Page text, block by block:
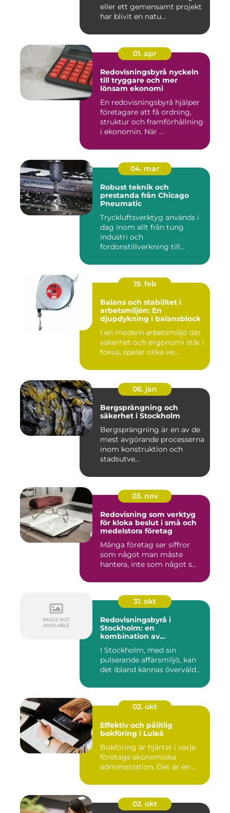
eller ett gemensamt projekt
har blivit en natu...
01. apr
Redovisningsbyrå nyckeln
till tryggare och mer
lönsam ekonomi
En redovisningsbyrå hjälper
företagare att få ordning,
struktur och framförhållning
i ekonomin. När ...
04. mar
Robust teknik och
prestanda från Chicago
Pneumatic
Tryckluftsverktyg används i
dag inom allt från tung
industri och
fordonstillverkning till...
19. feb
Balans och stabilitet i
arbetsmiljön: En
djupdykning i balansblock
I en modern arbetsmiljö där
säkerhet och ergonomi står i
fokus, spelar olika ve...
06. jan
Bergsprängning och
säkerhet i Stockholm
Bergsprängning är en av de
mest avgörande processerna
inom konstruktion och
stadsutve...
03. nov
Redovisning som verktyg
för kloka beslut i små och
medelstora företag
Många företag ser siffror
som något man måste
hantera, inte som något s...
31. okt
Redovisningsbyrå i
Stockholm: en
kombination av
personlig service
I Stockholm, med sin
pulserande affärsmiljö, kan
det ibland kännas överväld...
02. okt
Effektiv och pålitlig
bokföring i Luleå
Bokföring är hjärtat i varje
företags ekonomiska
administration. Det är en ...
02. okt